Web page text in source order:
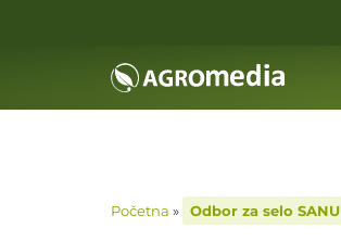
Početna » Odbor za selo SANU